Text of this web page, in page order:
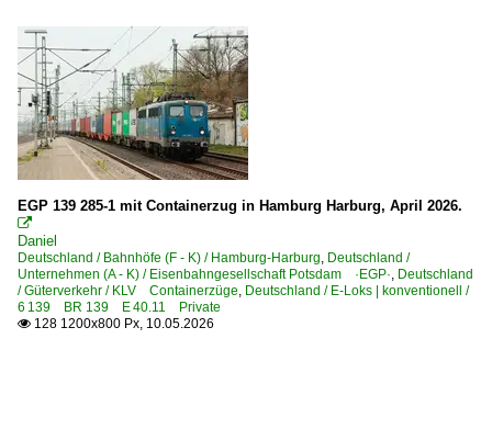
EGP 139 285-1 mit Containerzug in Hamburg Harburg, April 2026.

Daniel
Deutschland / Bahnhöfe (F - K) / Hamburg-Harburg, Deutschland /
Unternehmen (A - K) / Eisenbahngesellschaft Potsdam ·EGP·, Deutschland
/ Güterverkehr / KLV Containerzüge, Deutschland / E-Loks | konventionell /
6 139 BR 139 E 40.11 Private
 128 1200x800 Px, 10.05.2026